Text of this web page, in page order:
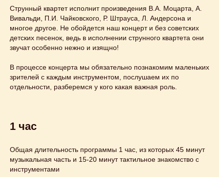
Струнный квартет исполнит произведения В.А. Моцарта, А.
Вивальди, П.И. Чайковского, Р. Штрауса, Л. Андерсона и
многое другое. Не обойдется наш концерт и без советских
детских песенок, ведь в исполнении струнного квартета они
звучат особенно нежно и изящно!
В процессе концерта мы обязательно познакомим маленьких
зрителей с каждым инструментом, послушаем их по
отдельности, разберемся у кого какая важная роль.
1 час
Общая длительность программы 1 час, из которых 45 минут
музыкальная часть и 15-20 минут тактильное знакомство с
инструментами
Узнайте подробнее